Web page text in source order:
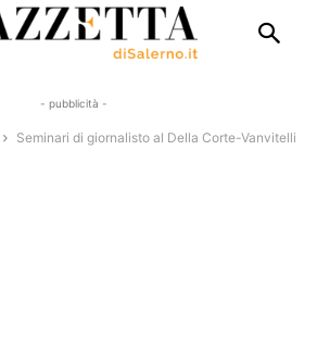
- pubblicità -
Seminari di giornalisto al Della Corte-Vanvitelli